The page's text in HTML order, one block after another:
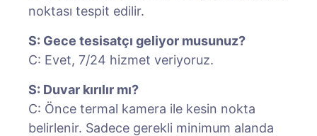
noktası tespit edilir.
S: Gece tesisatçı geliyor musunuz?
C: Evet, 7/24 hizmet veriyoruz.
S: Duvar kırılır mı?
C: Önce termal kamera ile kesin nokta
belirlenir. Sadece gerekli minimum alanda